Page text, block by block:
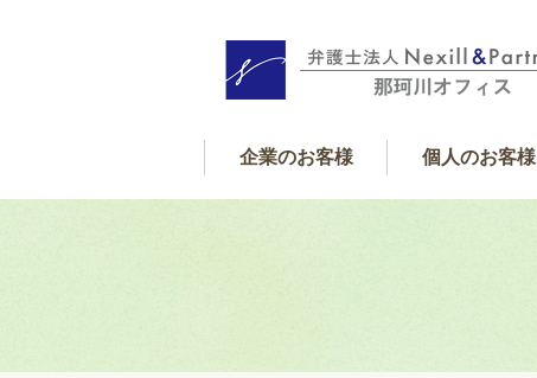
企業のお客様 個人のお客様
個人サポート内容
遺産相続
離婚
借金・金銭
交通事故